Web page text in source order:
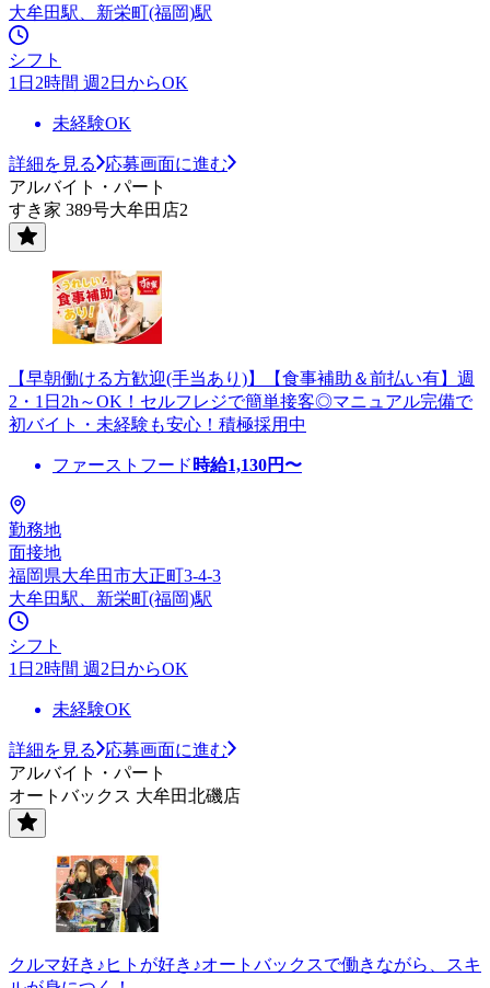
大牟田駅、新栄町(福岡)駅
シフト
1日2時間 週2日からOK
未経験OK
詳細を見る
応募画面に進む
アルバイト・パート
すき家 389号大牟田店2
【早朝働ける方歓迎(手当あり)】【食事補助＆前払い有】週
2・1日2h～OK！セルフレジで簡単接客◎マニュアル完備で
初バイト・未経験も安心！積極採用中
ファーストフード 時給1,130円〜
勤務地
面接地
福岡県大牟田市大正町3-4-3
大牟田駅、新栄町(福岡)駅
シフト
1日2時間 週2日からOK
未経験OK
詳細を見る
応募画面に進む
アルバイト・パート
オートバックス 大牟田北磯店
クルマ好き♪ヒトが好き♪オートバックスで働きながら、スキ